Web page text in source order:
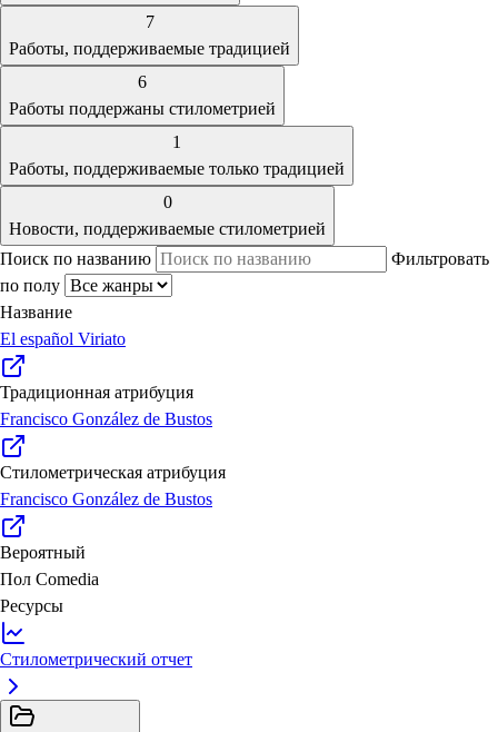
7
Работы, поддерживаемые традицией
6
Работы поддержаны стилометрией
1
Работы, поддерживаемые только традицией
0
Новости, поддерживаемые стилометрией
Поиск по названию
Фильтровать
по полу
Название
El español Viriato
Традиционная атрибуция
Francisco González de Bustos
Стилометрическая атрибуция
Francisco González de Bustos
Вероятный
Пол Comedia
Ресурсы
Стилометрический отчет